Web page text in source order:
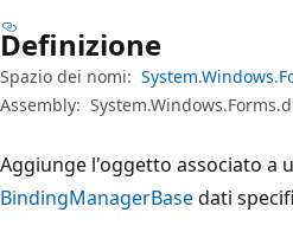
Definizione
Spazio dei nomi:
Assembly:
Aggiunge l'oggetto associato a
BindingManagerBasedati